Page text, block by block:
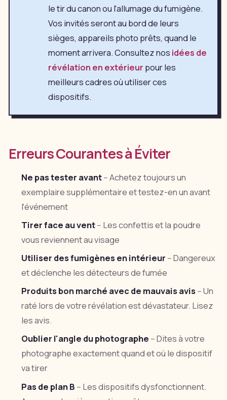
le tir du canon ou l'allumage du fumigène.
Vos invités seront au bord de leurs
sièges, appareils photo prêts, quand le
moment arrivera. Consultez nos idées de
révélation en extérieur pour les
meilleurs cadres où utiliser ces
dispositifs.
Erreurs Courantes à Éviter
Ne pas tester avant-- Achetez toujours un
exemplaire supplémentaire et testez-en un avant
l'événement
Tirer face au vent-- Les confettis et la poudre
vous reviennent au visage
Utiliser des fumigènes en intérieur -- Dangereux
et déclenche les détecteurs de fumée
Produits bon marché avec de mauvais avis-- Un
raté lors de votre révélation est dévastateur. Lisez
les avis.
Oublier l'angle du photographe -- Dites à votre
photographe exactement quand et où le dispositif
va tirer
Pas de plan B -- Les dispositifs dysfonctionnent.